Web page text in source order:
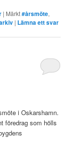
| Märkt#årsmöte,
| Lämna ett svar
i Oskarshamn.
föredrag som hölls